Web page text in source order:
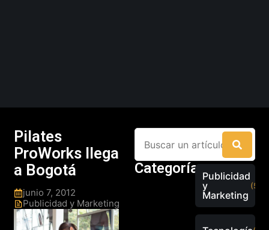
Pilates
ProWorks llega
a Bogotá
junio 7, 2012
Publicidad y Marketing
CategoríasPublicidad
y
Marketing